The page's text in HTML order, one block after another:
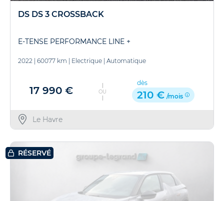
DS DS 3 CROSSBACK
E-TENSE PERFORMANCE LINE +
2022 60077 km Electrique Automatique
17 990 € OU
dès
210 € /mois
Le Havre
RÉSERVÉ